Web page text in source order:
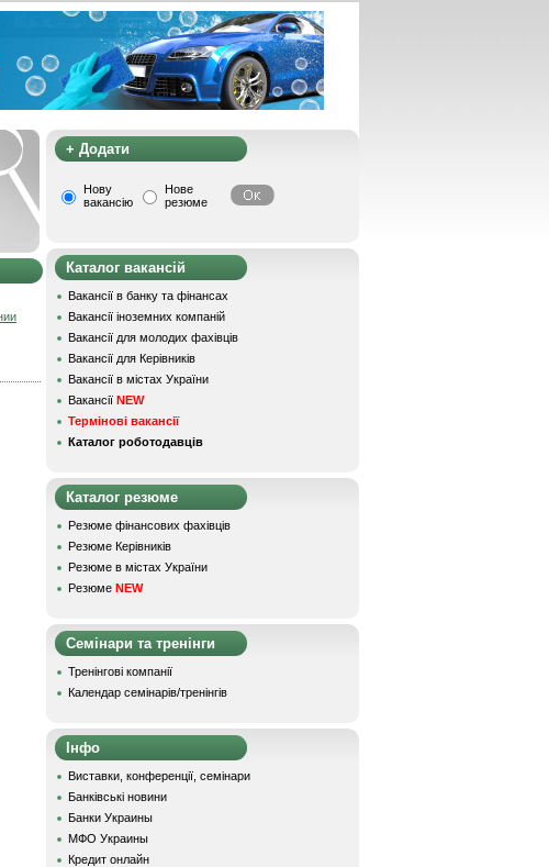
+ Додати
Нову
вакансію
Нове
резюме
Каталог вакансій
Вакансії в банку та фінансах
Вакансії іноземних компаній
Вакансії для молодих фахівців
Вакансії для Керівників
Вакансії в містах України
Вакансії NEW
Термінові вакансії
Каталог роботодавців
Каталог резюме
Резюме фінансових фахівців
Резюме Керівників
Резюме в містах України
Резюме NEW
Семінари та тренінги
Тренінгові компанії
Календар семінарів/тренінгів
Інфо
Виставки, конференції, семінари
Банківські новини
Банки Украины
МФО Украины
Кредит онлайн